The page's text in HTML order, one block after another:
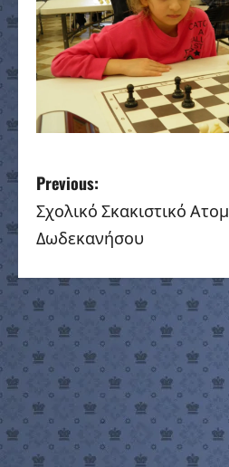
P
o
t
a
v
i
Previous:
Σχολικό Σκακιστικό
Δωδεκανήσου